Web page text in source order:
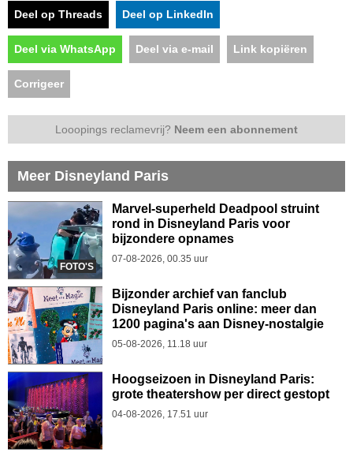
Deel op Threads Deel op LinkedIn
Deel via WhatsApp Deel via e-mail Link kopiëren
Corrigeer
Looopings reclamevrij? Neem een abonnement
Meer Disneyland Paris
FOTO'S
Marvel-superheld Deadpool struint
rond in Disneyland Paris voor
bijzondere opnames
07-08-2026, 00.35 uur
Bijzonder archief van fanclub
Disneyland Paris online: meer dan
1200 pagina's aan Disney-nostalgie
05-08-2026, 11.18 uur
Hoogseizoen in Disneyland Paris:
grote theatershow per direct gestopt
04-08-2026, 17.51 uur